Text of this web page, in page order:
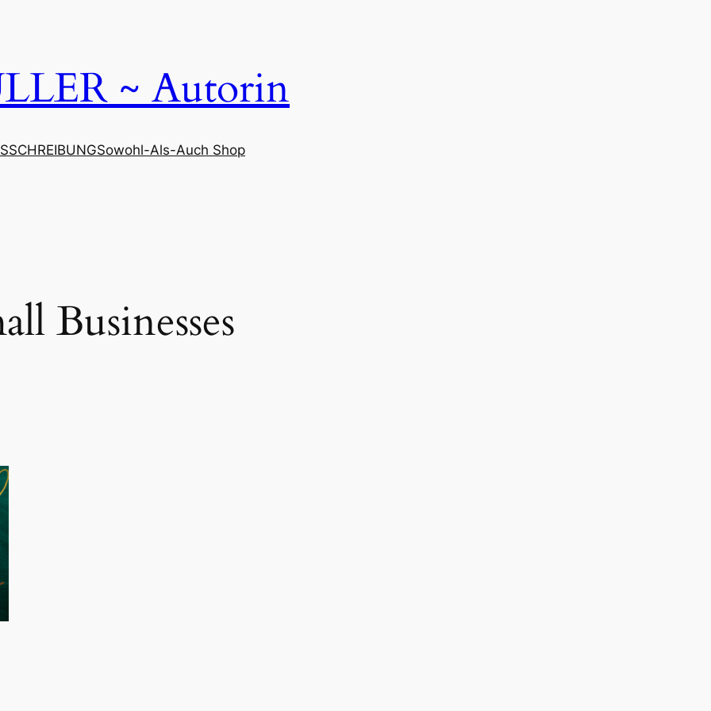
~ Autorin
Sowohl-Als-Auch Shop
Businesses